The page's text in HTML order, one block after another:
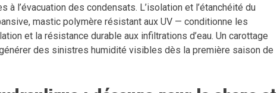
l’évacuation des condensats. L’isolation et l’étanchéité du
mastic polymère résistant aux UV — conditionne les
et la résistance durable aux infiltrations d’eau. Un carottage
des sinistres humidité visibles dès la première saison de